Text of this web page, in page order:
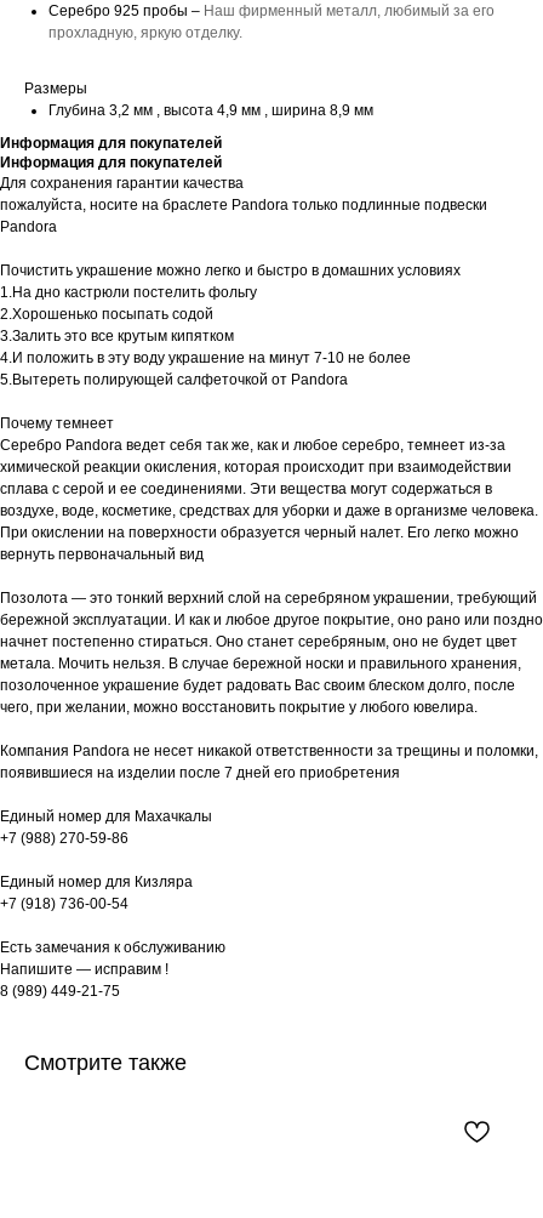
Серебро 925 пробы – Наш фирменный металл, любимый за его
прохладную, яркую отделку.
Размеры
Глубина 3,2 мм , высота 4,9 мм , ширина 8,9 мм
Информация для покупателей
Информация для покупателей
Для сохранения гарантии качества
пожалуйста, носите на браслете Pandora только подлинные подвески
Pandora
Почистить украшение можно легко и быстро в домашних условиях
1.На дно кастрюли постелить фольгу
2.Хорошенько посыпать содой
3.Залить это все крутым кипятком
4.И положить в эту воду украшение на минут 7-10 не более
5.Вытереть полирующей салфеточкой от Pandora
Почему темнеет
Серебро Pandora ведет себя так же, как и любое серебро, темнеет из-за
химической реакции окисления, которая происходит при взаимодействии
сплава с серой и ее соединениями. Эти вещества могут содержаться в
воздухе, воде, косметике, средствах для уборки и даже в организме человека.
При окислении на поверхности образуется черный налет. Его легко можно
вернуть первоначальный вид
Позолота — это тонкий верхний слой на серебряном украшении, требующий
бережной эксплуатации. И как и любое другое покрытие, оно рано или поздно
начнет постепенно стираться. Оно станет серебряным, оно не будет цвет
метала. Мочить нельзя. В случае бережной носки и правильного хранения,
позолоченное украшение будет радовать Вас своим блеском долго, после
чего, при желании, можно восстановить покрытие у любого ювелира.
Компания Pandora не несет никакой ответственности за трещины и поломки,
появившиеся на изделии после 7 дней его приобретения
Единый номер для Махачкалы
+7 (988) 270-59-86
Единый номер для Кизляра
+7 (918) 736-00-54
Есть замечания к обслуживанию
Напишите — исправим !
8 (989) 449-21-75
Смотрите также